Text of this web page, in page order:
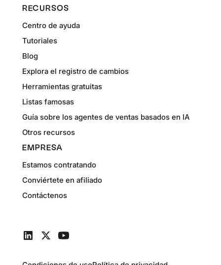
RECURSOS
Centro de ayuda
Tutoriales
Blog
Explora el registro de cambios
Herramientas gratuitas
Listas famosas
Guía sobre los agentes de ventas basados en IA
Otros recursos
EMPRESA
Estamos contratando
Conviértete en afiliado
Contáctenos